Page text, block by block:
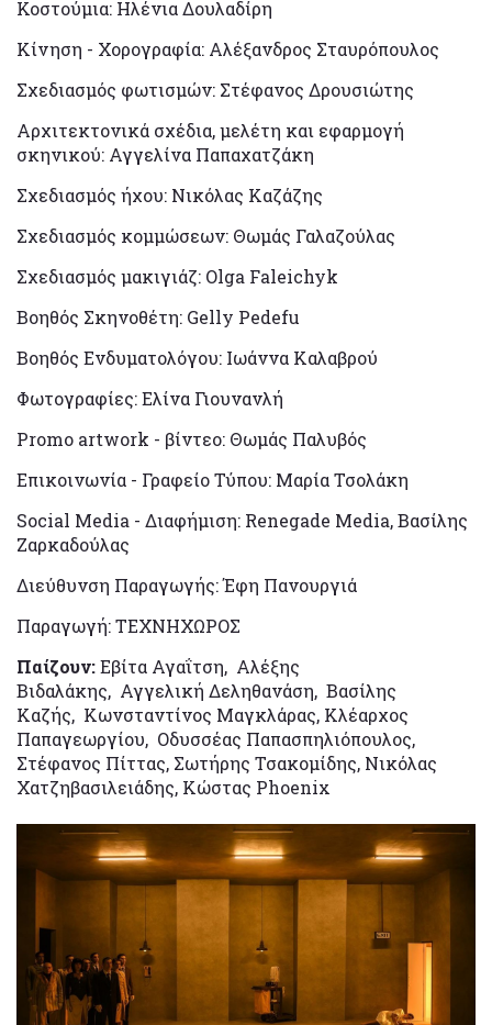
Κοστούμια: Ηλένια Δουλαδίρη
Κίνηση - Χορογραφία: Αλέξανδρος Σταυρόπουλος
Σχεδιασμός φωτισμών: Στέφανος Δρουσιώτης
Αρχιτεκτονικά σχέδια, μελέτη και εφαρμογή
σκηνικού: Αγγελίνα Παπαχατζάκη
Σχεδιασμός ήχου: Νικόλας Καζάζης
Σχεδιασμός κομμώσεων: Θωμάς Γαλαζούλας
Σχεδιασμός μακιγιάζ: Olga Faleichyk
Βοηθός Σκηνοθέτη: Gelly Pedefu
Βοηθός Ενδυματολόγου: Ιωάννα Καλαβρού
Φωτογραφίες: Ελίνα Γιουνανλή
Promo artwork - βίντεο: Θωμάς Παλυβός
Επικοινωνία - Γραφείο Τύπου: Μαρία Τσολάκη
Social Media - Διαφήμιση: Renegade Media, Βασίλης
Ζαρκαδούλας
Διεύθυνση Παραγωγής: Έφη Πανουργιά
Παραγωγή: ΤΕΧΝΗΧΩΡΟΣ
Παίζουν:Εβίτα Αγαΐτση, Αλέξης
Βιδαλάκης, Αγγελική Δεληθανάση, Βασίλης
Καζής, Κωνσταντίνος Μαγκλάρας, Κλέαρχος
Παπαγεωργίου, Οδυσσέας Παπασπηλιόπουλος,
Στέφανος Πίττας, Σωτήρης Τσακομίδης, Νικόλας
Χατζηβασιλειάδης, Κώστας Phoenix